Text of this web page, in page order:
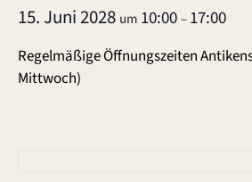
15. Juni 2028 um 10:00–17:00
Regelmäßige Öffnungszeiten
Mittwoch)